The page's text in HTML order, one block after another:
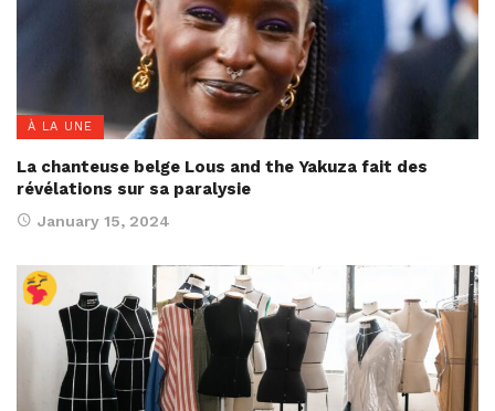
À LA UNE
La chanteuse belge Lous and the Yakuza fait des
révélations sur sa paralysie
January 15, 2024